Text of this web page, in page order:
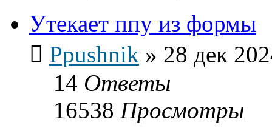
Утекает ппу из формы
Ppushnik » 28 дек
14 Ответы
16538 Просмотры